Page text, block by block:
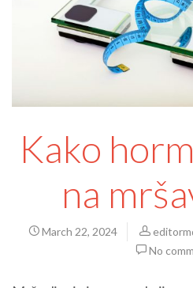
Kako
na
March 22, 2024
No